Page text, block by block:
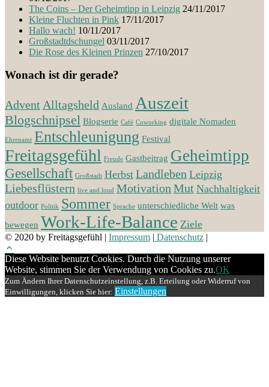
The Coins – Der Geheimtipp in Leipzig 24/11/2017
Kleine Fluchten in Pink 17/11/2017
Hallo wach! 10/11/2017
Großstadtdschungel 03/11/2017
Die Rose des Kleinen Prinzen 27/10/2017
Wonach ist dir gerade?
Advent Alltagsheld Ausland Auszeit
Blogschnipsel Blogserie Café Coworking digitale Nomaden
Ehrenamt Entschleunigung Festival
Freitagsgefühl Freude Gastbeitrag Geheimtipp
Gesellschaft Großstadt Herbst Landleben Leipzig
Liebesflüstern live and loud Motivation Mut Nachhaltigkeit
outdoor Politik Sommer Sprache unterschiedliche Welt was
bewegen Work-Life-Balance Ziele
© 2020 by Freitagsgefühl | Impressum | Datenschutz |
Diese Website benutzt Cookies. Durch die Nutzung unserer
Website, stimmen Sie der Verwendung von Cookies zu.OK
Zum Ändern Ihrer Datenschutzeinstellung, z.B. Erteilung oder Widerruf von
Einwilligungen, klicken Sie hier: Einstellungen